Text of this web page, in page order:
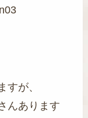
すが、
んあります